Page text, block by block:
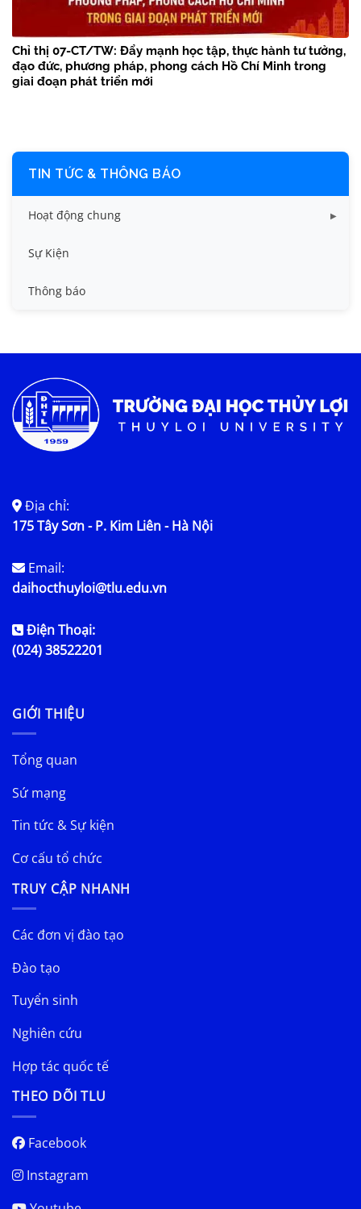
Chỉ thị 07-CT/TW: Đẩy mạnh học tập, thực hành tư tưởng,
đạo đức, phương pháp, phong cách Hồ Chí Minh trong
giai đoạn phát triển mới
TIN TỨC & THÔNG BÁO
Hoạt động chung
Tin công tác sinh viên
Tin đào tạo
Tin tức chung
Sự Kiện
Thông báo
Địa chỉ:
175 Tây Sơn - P. Kim Liên - Hà Nội
Email:
daihocthuyloi@tlu.edu.vn
Điện Thoại:
(024) 38522201
GIỚI THIỆU
Tổng quan
Sứ mạng
Tin tức & Sự kiện
Cơ cấu tổ chức
TRUY CẬP NHANH
Các đơn vị đào tạo
Đào tạo
Tuyển sinh
Nghiên cứu
Hợp tác quốc tế
THEO DÕI TLU
Facebook
Instagram